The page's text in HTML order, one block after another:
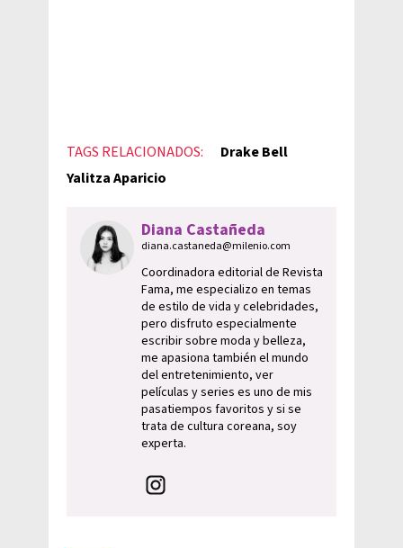
TAGS RELACIONADOS:
Drake Bell
Yalitza Aparicio
Diana Castañeda
diana.castaneda@milenio.com
Coordinadora editorial de Revista
Fama, me especializo en temas
de estilo de vida y celebridades,
pero disfruto especialmente
escribir sobre moda y belleza,
me apasiona también el mundo
del entretenimiento, ver
películas y series es uno de mis
pasatiempos favoritos y si se
trata de cultura coreana, soy
experta.